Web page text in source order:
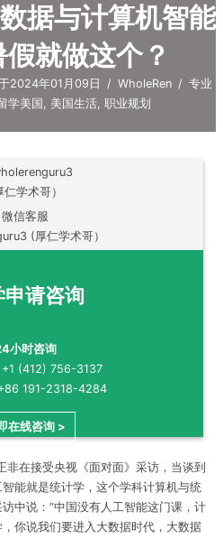
数据与计算机智能
就做这个？
2024年01月09日 / WholeRen / 专业
学美国 , 美国生活, 职业规划
微信客服
(厚仁学术哥）
申请咨询
小时咨询
(412) 756-3137
191-2318-4284
在线咨询 >
非在接受央视《面对面》采访，当谈到
智能就是统计学，这个学科计算机与统
中说：“中国没有人工智能这门课，计
你说我们要进入大数据时代，大数据